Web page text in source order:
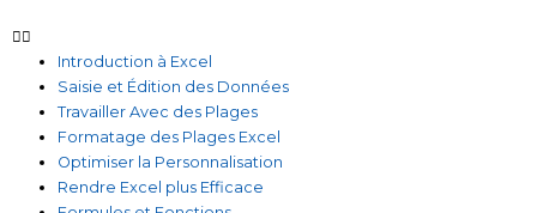
Introduction à Excel
Saisie et Édition des Données
Travailler Avec des Plages
Formatage des Plages Excel
Optimiser la Personnalisation
Rendre Excel plus Efficace